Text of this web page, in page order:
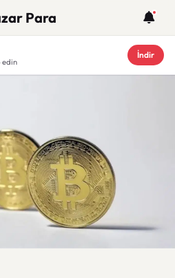
Para
edin
İndir